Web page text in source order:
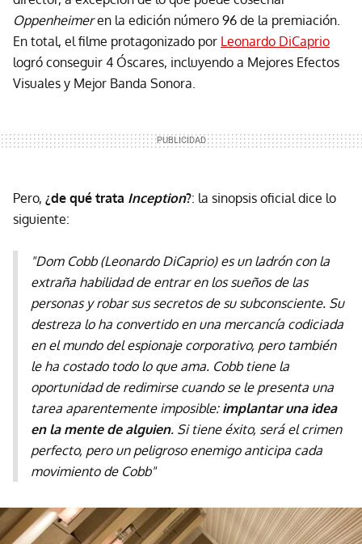
Oppenheimeren la edición número 96 de la premiación.
En total, el filme protagonizado por Leonardo DiCaprio
logró conseguir 4 Óscares, incluyendo a Mejores Efectos
Visuales y Mejor Banda Sonora.
Pero, ¿de qué trata Inception?: la sinopsis oficial dice lo
siguiente:
"Dom Cobb (Leonardo DiCaprio) es un ladrón con la
extraña habilidad de entrar en los sueños de las
personas y robar sus secretos de su subconsciente. Su
destreza lo ha convertido en una mercancía codiciada
en el mundo del espionaje corporativo, pero también
le ha costado todo lo que ama. Cobb tiene la
oportunidad de redimirse cuando se le presenta una
tarea aparentemente imposible: implantar una idea
en la mente de alguien. Si tiene éxito, será el crimen
perfecto, pero un peligroso enemigo anticipa cada
movimiento de Cobb"